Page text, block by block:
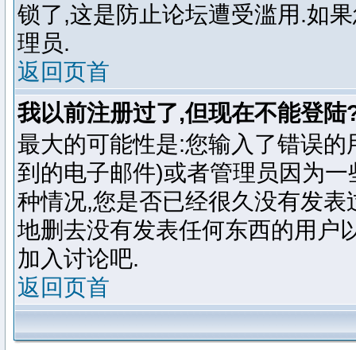
锁了,这是防止论坛遭受滥用.如
理员.
返回页首
我以前注册过了,但现在不能登陆
最大的可能性是:您输入了错误
到的电子邮件)或者管理员因为
种情况,您是否已经很久没有发
地删去没有发表任何东西的用户
加入讨论吧.
返回页首